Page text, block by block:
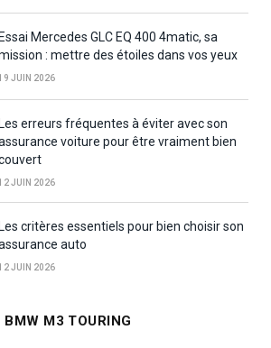
Essai Mercedes GLC EQ 400 4matic, sa
: mettre des étoiles dans vos yeux
JUIN 2026
Les erreurs fréquentes à éviter avec son
voiture pour être vraiment bien
JUIN 2026
Les critères essentiels pour bien choisir son
auto
JUIN 2026
BMW M3 TOURING